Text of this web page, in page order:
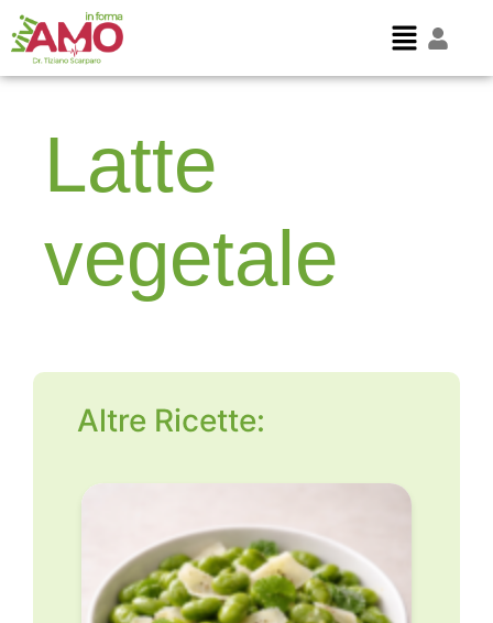
Latte
vegetale
Altre Ricette: